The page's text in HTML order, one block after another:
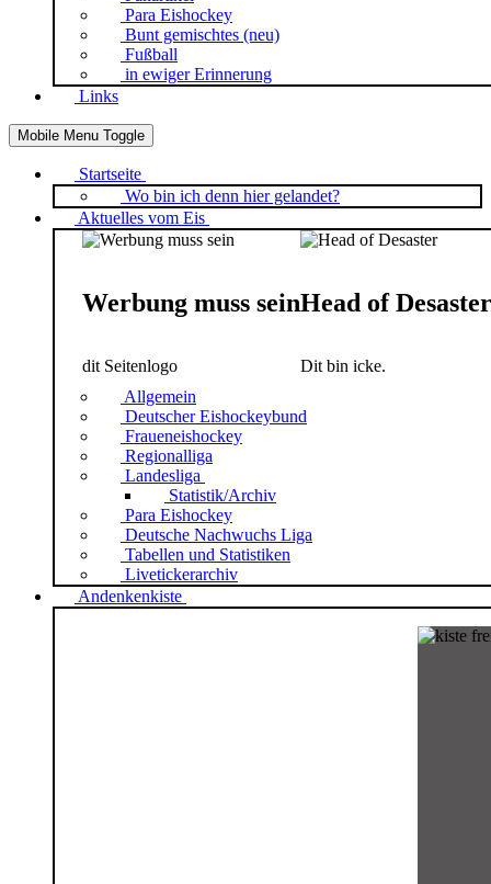
Para Eishockey
Bunt gemischtes (neu)
Fußball
in ewiger Erinnerung
Links
Mobile Menu Toggle
Startseite
Wo bin ich denn hier gelandet?
Aktuelles vom Eis
Werbung muss sein
dit Seitenlogo
Head of Desaster
Dit bin icke.
Allgemein
Deutscher Eishockeybund
Fraueneishockey
Regionalliga
Landesliga
Statistik/Archiv
Para Eishockey
Deutsche Nachwuchs Liga
Tabellen und Statistiken
Livetickerarchiv
Andenkenkiste